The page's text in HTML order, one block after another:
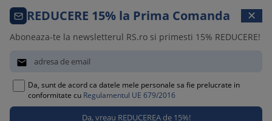
Comanda telefonica · 021 209 45 12

REDUCERE 15% la Prima Comanda ✕
Aboneaza-te la newsletterul RS.ro si primesti 15% REDUCERE!

Da, sunt de acord ca datele mele personale sa fie prelucrate in
conformitate cu Regulamentul UE 679/2016